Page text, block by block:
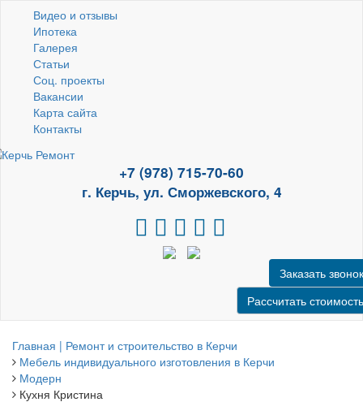
Видео и отзывы
Ипотека
Галерея
Статьи
Соц. проекты
Вакансии
Карта сайта
Контакты
+7 (978) 715-70-60
г. Керчь, ул. Сморжевского, 4
Заказать звонок
Рассчитать стоимость
Главная | Ремонт и строительство в Керчи
Мебель индивидуального изготовления в Керчи
Модерн
Кухня Кристина